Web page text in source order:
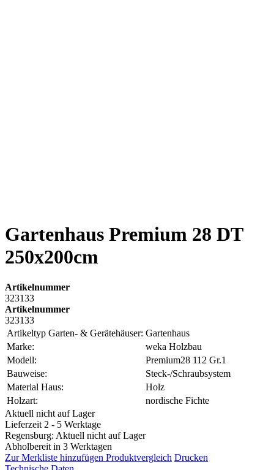
Gartenhaus Premium 28 DT
250x200cm
Artikelnummer
323133
Artikelnummer
323133
Artikeltyp Garten- & Gerätehäuser: Gartenhaus
Marke:
weka Holzbau
Modell:
Premium28 112 Gr.1
Bauweise:
Steck-/Schraubsystem
Material Haus:
Holz
Holzart:
nordische Fichte
Aktuell nicht auf Lager
Lieferzeit 2 - 5 Werktage
Regensburg: Aktuell nicht auf Lager
Abholbereit in 3 Werktagen
Zur Merkliste hinzufügen Produktvergleich Drucken